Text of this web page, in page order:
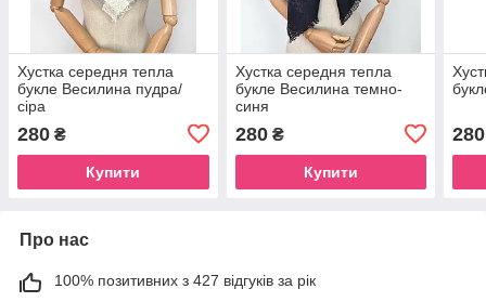
Хустка середня тепла
букле Весилина пудра/
сіра
280 ₴
Купити
Хустка середня тепла
букле Весилина темно-
синя
280₴
Купити
280
Про нас
100% позитивних з 427 відгуків за рік